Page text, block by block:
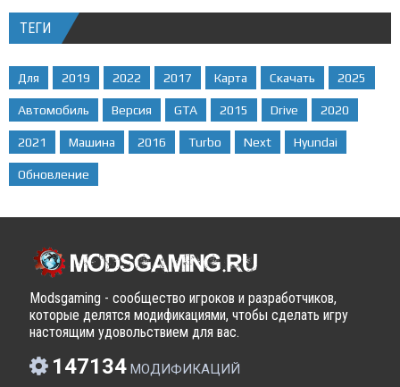
ТЕГИ
Для 2019 2022 2017 Карта Скачать 2025
Автомобиль Версия GTA 2015 Drive 2020
2021 Машина 2016 Turbo Next Hyundai
Обновление
Modsgaming - сообщество игроков и разработчиков,
которые делятся модификациями, чтобы сделать игру
настоящим удовольствием для вас.
147134 МОДИФИКАЦИЙ